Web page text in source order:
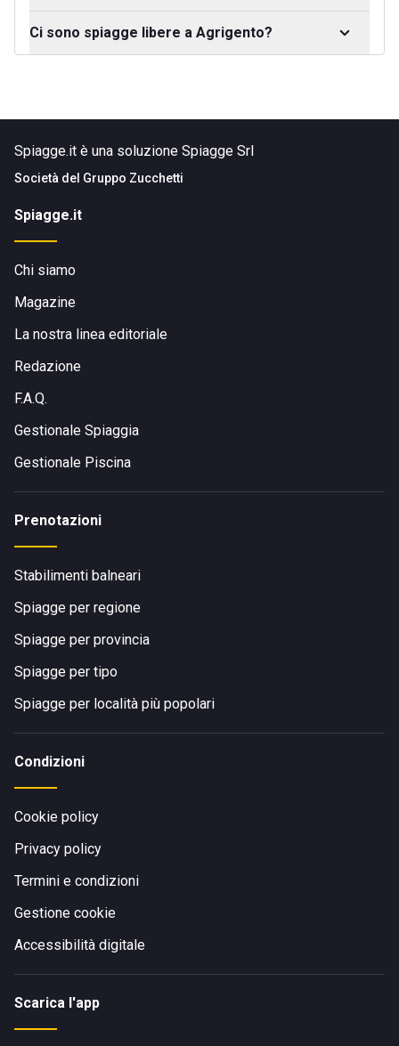
Ci sono spiagge libere a Agrigento?
Spiagge.it è una soluzione Spiagge Srl
Società del Gruppo Zucchetti
Spiagge.it
Chi siamo
Magazine
La nostra linea editoriale
Redazione
F.A.Q.
Gestionale Spiaggia
Gestionale Piscina
Prenotazioni
Stabilimenti balneari
Spiagge per regione
Spiagge per provincia
Spiagge per tipo
Spiagge per località più popolari
Condizioni
Cookie policy
Privacy policy
Termini e condizioni
Gestione cookie
Accessibilità digitale
Scarica l'app